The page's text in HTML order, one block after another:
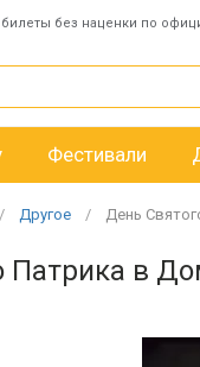
без наценки по
Фестивали
Другое День
Патрика в